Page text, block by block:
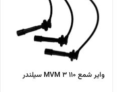
وایر شمع 110 MVM 3 سیلندر